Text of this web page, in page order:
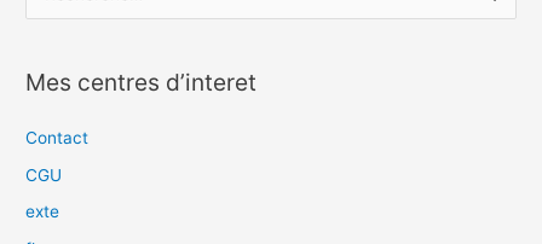
h
e
Mes centres d’interet
Contact
CGU
exte